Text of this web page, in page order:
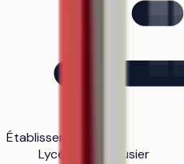
Établissement
Lycée Le Corbusier